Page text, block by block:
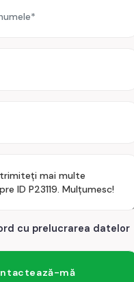
cu prelucrarea datelor